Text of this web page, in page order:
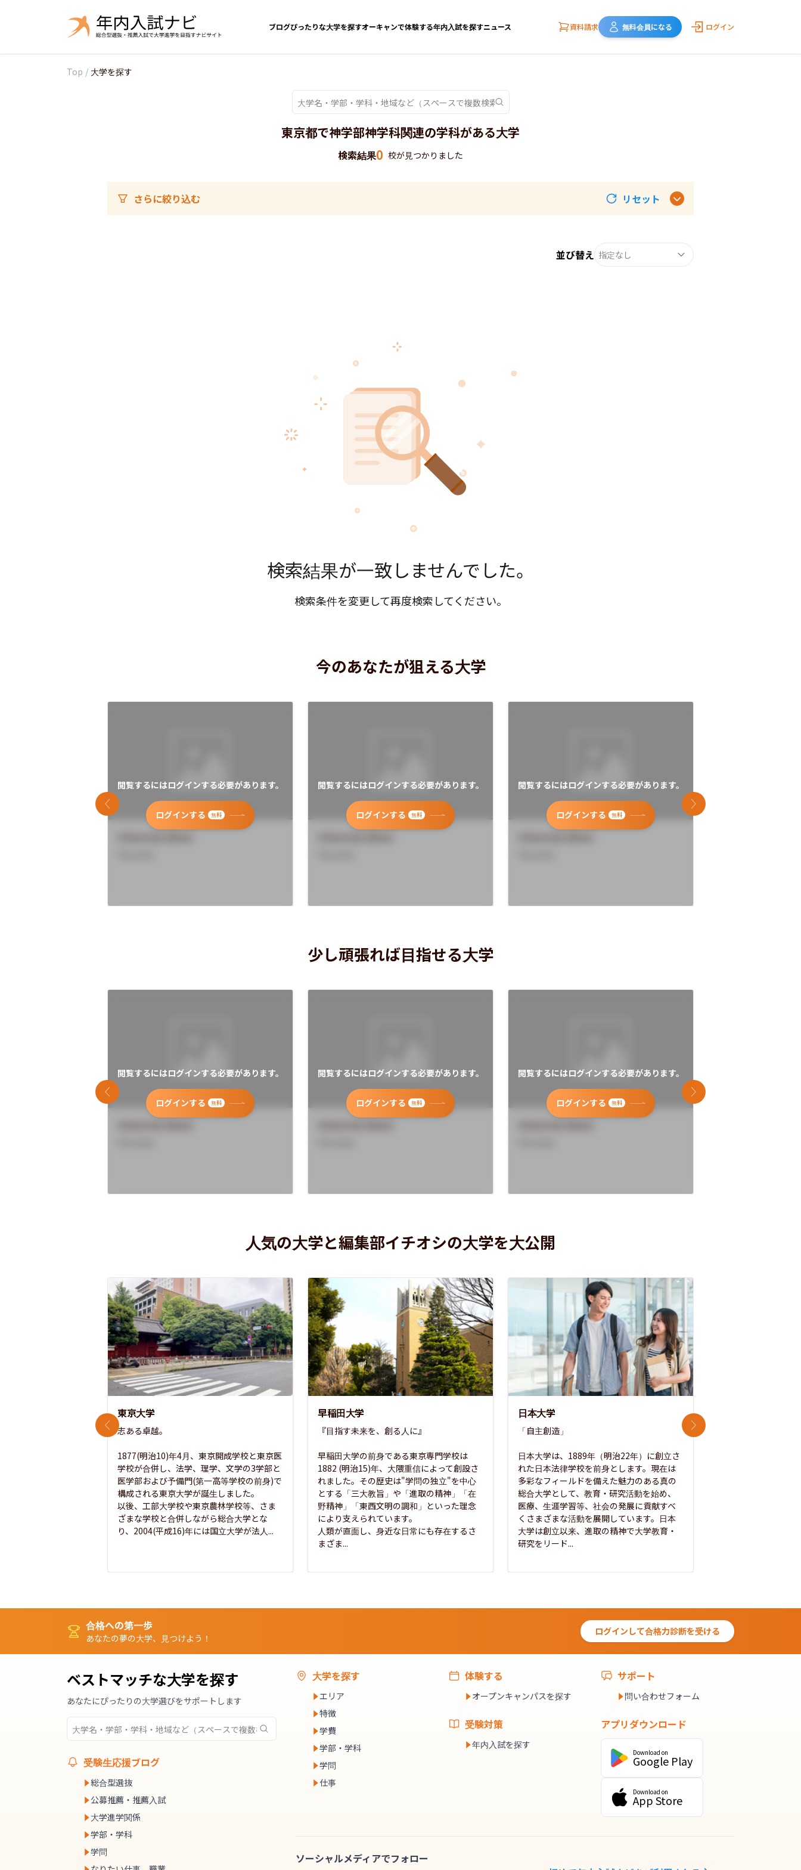
ブログぴったりな大学を探すオーキャンで体験する年内入試を探すニュース 資料請求 無料会員になる ログイン
Top / 大学を探す
東京都で神学部神学科関連の学科がある大学
検索結果0 校が見つかりました
さらに絞り込む リセット
並び替え 指定なし
検索結果が一致しませんでした。
検索条件を変更して再度検索してください。
今のあなたが狙える大学
閲覧するにはログインする必要があります。
ログインする 無料
閲覧するにはログインする必要があります。
ログインする 無料
閲覧するにはログインする必要があります。
ログインする 無料
前のスライド 次のスライド
少し頑張れば目指せる大学
閲覧するにはログインする必要があります。
ログインする 無料
閲覧するにはログインする必要があります。
ログインする 無料
閲覧するにはログインする必要があります。
ログインする 無料
前のスライド 次のスライド
人気の大学と編集部イチオシの大学を大公開
東京大学
志ある卓越。
1877(明治10)年4月、東京開成学校と東京医
学校が合併し、法学、理学、文学の3学部と
医学部および予備門(第一高等学校の前身)で
構成される東京大学が誕生しました。
以後、工部大学校や東京農林学校等、さま
ざまな学校と合併しながら総合大学とな
り、2004(平成16)年には国立大学が法人...
早稲田大学
『目指す未来を、創る人に』
早稲田大学の前身である東京専門学校は
1882 (明治15)年、大隈重信によって創設さ
れました。その歴史は"学問の独立"を中心
とする「三大教旨」や「進取の精神」「在
野精神」「東西文明の調和」といった理念
により支えられています。
人類が直面し、身近な日常にも存在するさ
まざま...
日本大学
「自主創造」
日本大学は、1889年（明治22年）に創立さ
れた日本法律学校を前身とします。現在は
多彩なフィールドを備えた魅力のある真の
総合大学として、教育・研究活動を始め、
医療、生涯学習等、社会の発展に貢献すべ
くさまざまな活動を展開しています。日本
大学は創立以来、進取の精神で大学教育・
研究をリード...
前のスライド 次のスライド
合格への第一歩
あなたの夢の大学、見つけよう！
ログインして合格力診断を受ける
ベストマッチな大学を探す
あなたにぴったりの大学選びをサポートします
受験生応援ブログ
総合型選抜
公募推薦・推薦入試
大学進学関係
学部・学科
学問
大学を探す
エリア
特徴
学費
学部・学科
学問
仕事
体験する
オープンキャンパスを探す
受験対策
年内入試を探す
サポート
問い合わせフォーム
アプリダウンロード
Download on
Google Play
Download on
App Store
ソーシャルメディアでフォロー